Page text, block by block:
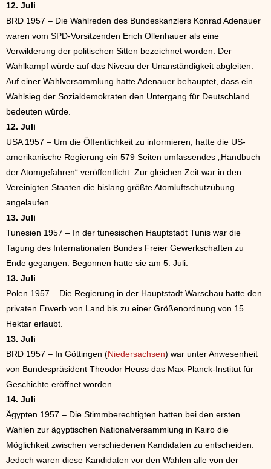
12. Juli
BRD 1957 – Die Wahlreden des Bundeskanzlers Konrad Adenauer
waren vom SPD-Vorsitzenden Erich Ollenhauer als eine
Verwilderung der politischen Sitten bezeichnet worden. Der
Wahlkampf würde auf das Niveau der Unanständigkeit abgleiten.
Auf einer Wahlversammlung hatte Adenauer behauptet, dass ein
Wahlsieg der Sozialdemokraten den Untergang für Deutschland
bedeuten würde.
12. Juli
USA 1957 – Um die Öffentlichkeit zu informieren, hatte die US-
amerikanische Regierung ein 579 Seiten umfassendes „Handbuch
der Atomgefahren“ veröffentlicht. Zur gleichen Zeit war in den
Vereinigten Staaten die bislang größte Atomluftschutzübung
angelaufen.
13. Juli
Tunesien 1957 – In der tunesischen Hauptstadt Tunis war die
Tagung des Internationalen Bundes Freier Gewerkschaften zu
Ende gegangen. Begonnen hatte sie am 5. Juli.
13. Juli
Polen 1957 – Die Regierung in der Hauptstadt Warschau hatte den
privaten Erwerb von Land bis zu einer Größenordnung von 15
Hektar erlaubt.
13. Juli
BRD 1957 – In Göttingen (Niedersachsen) war unter Anwesenheit
von Bundespräsident Theodor Heuss das Max-Planck-Institut für
Geschichte eröffnet worden.
14. Juli
Ägypten 1957 – Die Stimmberechtigten hatten bei den ersten
Wahlen zur ägyptischen Nationalversammlung in Kairo die
Möglichkeit zwischen verschiedenen Kandidaten zu entscheiden.
Jedoch waren diese Kandidaten vor den Wahlen alle von der